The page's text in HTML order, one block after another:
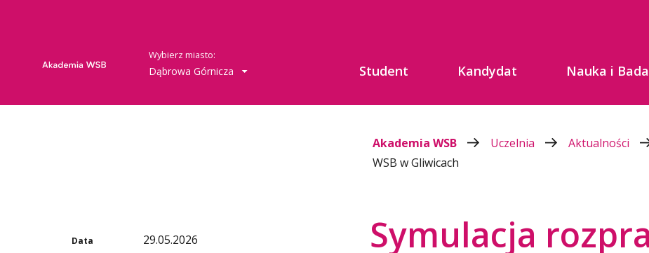
Wybierz miasto:
Dąbrowa Górnicza Student Kandydat Nauka i
Akademia WSB Uczelnia Aktualności
WSB w Gliwicach
Data 29.05.2026
Symulacja